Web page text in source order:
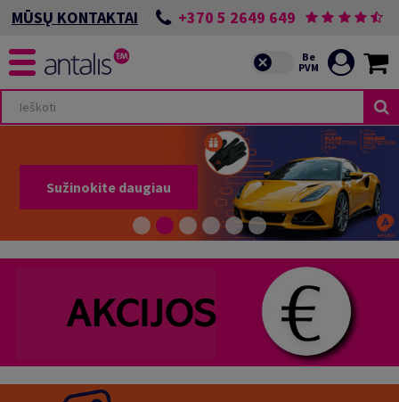
MŪSŲ KONTAKTAI +370 5 2649 649
Sužinokite daugiau